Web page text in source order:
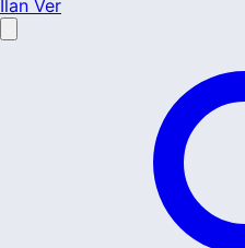
İlan Ver